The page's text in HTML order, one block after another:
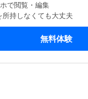
で閲覧・編集
所持しなくても大丈夫
無料体験